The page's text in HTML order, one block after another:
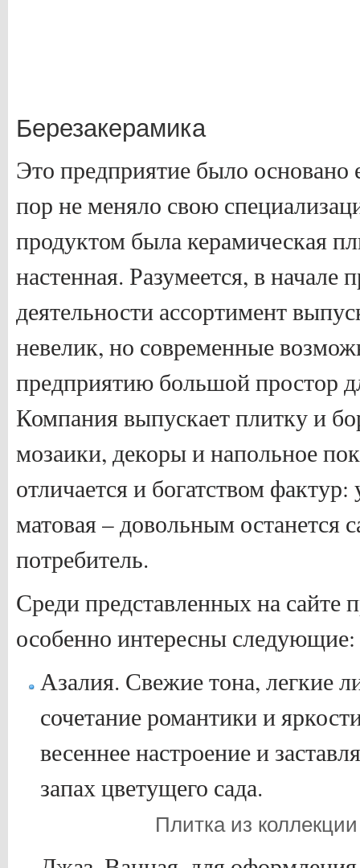
Березакерамика
Это предприятие было основано
пор не меняло свою
продуктом была керамическая
настенная. Разумеется, в начале
деятельности ассортимент
невелик, но современные
предприятию большой простор
Компания выпускает плитку и
мозаики, декоры и напольное
отличается и богатством фактур:
матовая – довольным останется
потребитель.
Среди представленных на сайте
особенно интересны следующие:
Азалия. Свежие тона, легкие
сочетание романтики и
весеннее настроение и
запах цветущего сада.
Плитка из